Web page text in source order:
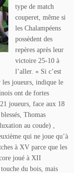
type de match
couperet, même si
les Chalampéens
possèdent des
repères après leur
victoire 25-10 à
l’aller. « Si c’est
joueurs, indique le
ont de fortes
joueurs, face aux 18
Thomas
au coude) ,
qui ne joue qu’à
à XV parce que les
joué à XII
du bois, mais